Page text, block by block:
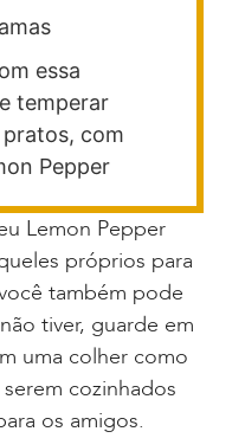
essa
temperar
com
Pepper
Lemon Pepper
próprios para
também pode
tiver, guarde em
uma colher como
cozinhados
os amigos.